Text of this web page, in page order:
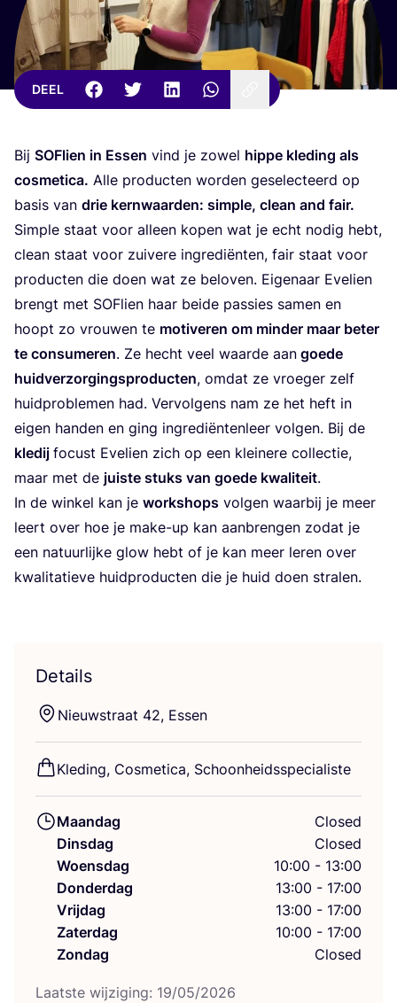
DEEL
Bij SOF­lien in Essen vind je zowel hip­pe kle­ding als
cos­me­ti­ca. Alle pro­duc­ten wor­den gese­lec­teerd op
basis van drie kern­waar­den: sim­ple, clean and fair.
Sim­ple staat voor alleen kopen wat je echt nodig hebt,
clean staat voor zui­ve­re ingre­di­ën­ten, fair staat voor
pro­duc­ten die doen wat ze belo­ven. Eige­naar Eve­lien
brengt met SOF­lien haar bei­de pas­sies samen en
hoopt zo vrou­wen te moti­ve­ren om min­der maar beter
te con­su­me­ren. Ze hecht veel waar­de aan goe­de
huid­ver­zor­gings­pro­duc­ten, omdat ze vroe­ger zelf
huid­pro­ble­men had. Ver­vol­gens nam ze het heft in
eigen han­den en ging ingre­di­ën­ten­leer vol­gen. Bij de
kle­dij focust Eve­lien zich op een klei­ne­re col­lec­tie,
maar met de juis­te stuks van goe­de kwa­li­teit.
In de win­kel kan je work­shops vol­gen waar­bij je meer
leert over hoe je make-up kan aan­bren­gen zodat je
een natuur­lij­ke glow hebt of je kan meer leren over
kwa­li­ta­tie­ve huid­pro­duc­ten die je huid doen stralen.
Details
Nieuwstraat 42, Essen
Kle­ding, Cos­me­ti­ca, Schoonheidsspecialiste
Maandag
Closed
Dinsdag
Closed
Woensdag
10:00 - 13:00
Donderdag
13:00 - 17:00
Vrijdag
13:00 - 17:00
Zaterdag
10:00 - 17:00
Zondag
Closed
Laat­ste wij­zi­ging: 19/05/2026